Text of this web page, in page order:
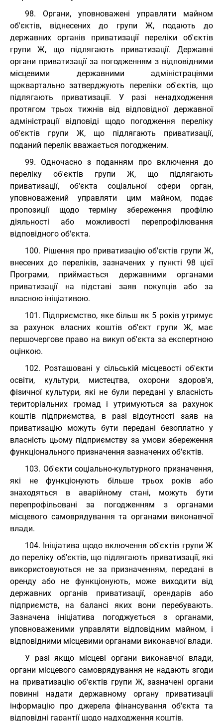
98. Органи, уповноважені управляти майном
об'єктів, віднесених до групи Ж, подають до
державних органів приватизації переліки об'єктів
групи Ж, що підлягають приватизації. Державні
органи приватизації за погодженням з відповідними
місцевими державними адміністраціями
щоквартально затверджують переліки об'єктів, що
підлягають приватизації. У разі ненадходження
протягом трьох тижнів від відповідної державної
адміністрації відповіді щодо погодження переліку
об'єктів групи Ж, що підлягають приватизації,
поданий перелік вважається погодженим.
99. Одночасно з поданням про включення до
переліку об'єктів групи Ж, що підлягають
приватизації, об'єкта соціальної сфери орган,
уповноважений управляти цим майном, подає
пропозиції щодо терміну збереження профілю
діяльності або можливості перепрофілювання
відповідного об'єкта.
100. Рішення про приватизацію об'єктів групи Ж,
внесених до переліків, зазначених у пункті 98 цієї
Програми, приймається державними органами
приватизації на підставі заяв покупців або за
власною ініціативою.
101. Підприємство, яке більш як 5 років утримує
за рахунок власних коштів об'єкт групи Ж, має
першочергове право на викуп об'єкта за експертною
оцінкою.
102. Розташовані у сільській місцевості об'єкти
освіти, культури, мистецтва, охорони здоров'я,
фізичної культури, які не були передані у власність
територіальних громад і утримуються за рахунок
коштів підприємства, в разі відсутності заяв на
приватизацію можуть бути передані безоплатно у
власність цьому підприємству за умови збереження
функціонального призначення зазначених об'єктів.
103. Об'єкти соціально-культурного призначення,
які не функціонують більше трьох років або
знаходяться в аварійному стані, можуть бути
перепрофільовані за погодженням з органами
місцевого самоврядування та органами виконавчої
влади.
104. Ініціатива щодо включення об'єктів групи Ж
до переліку об'єктів, що підлягають приватизації, які
використовуються не за призначенням, передані в
оренду або не функціонують, може виходити від
державних органів приватизації, орендарів або
підприємств, на балансі яких вони перебувають.
Зазначена ініціатива погоджується з органами,
уповноваженими управляти відповідним майном, і
відповідними місцевими органами виконавчої влади.
У разі якщо місцеві органи виконавчої влади,
органи місцевого самоврядування не надають згоди
на приватизацію об'єктів групи Ж, зазначені органи
повинні надати державному органу приватизації
інформацію про джерела фінансування об'єкта та
відповідні гарантії щодо надходження коштів.